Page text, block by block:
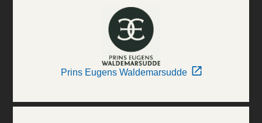
Prins Eugens Waldemarsudde